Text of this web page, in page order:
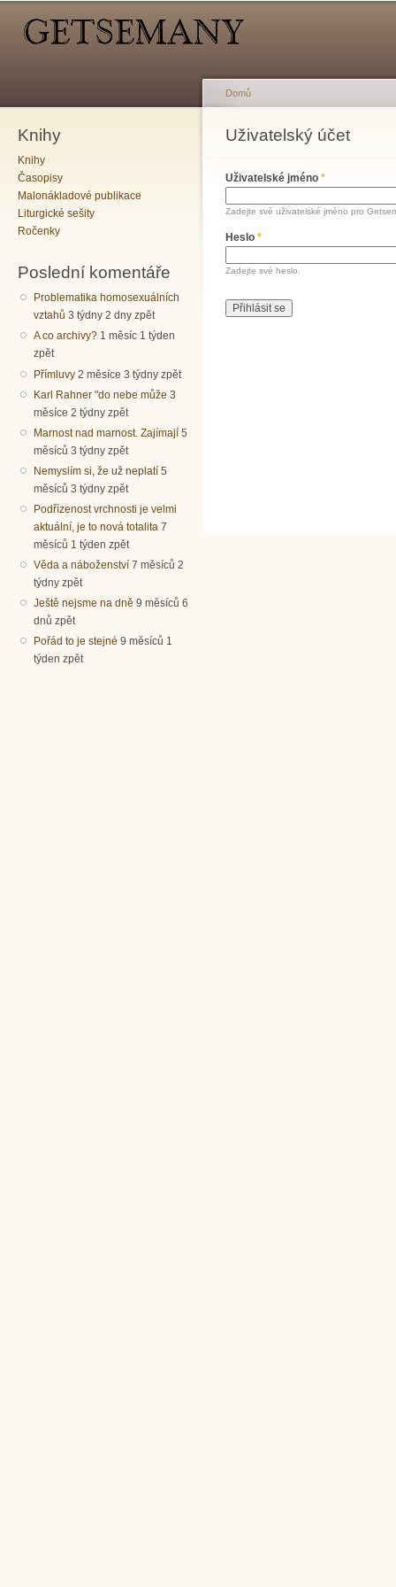
Knihy
Knihy
Časopisy
Malonákladové publikace
Liturgické sešity
Ročenky
Poslední komentáře
Problematika homosexuálních
vztahů 3 týdny 2 dny zpět
A co archivy? 1 měsíc 1 týden
zpět
Přímluvy 2 měsíce 3 týdny zpět
Karl Rahner "do nebe může 3
měsíce 2 týdny zpět
Marnost nad marnost. Zajímají 5
měsíců 3 týdny zpět
Nemyslím si, že už neplatí 5
měsíců 3 týdny zpět
Podřízenost vrchnosti je velmi
aktuální, je to nová totalita 7
měsíců 1 týden zpět
Věda a náboženství 7 měsíců 2
týdny zpět
Ještě nejsme na dně 9 měsíců 6
dnů zpět
Pořád to je stejné 9 měsíců 1
týden zpět
Jste zde
Domů
Uživatelský účet
Hlavní záložky
Uživatelské jméno *
Zadejte své uživatelské jméno pro
Heslo *
Zadejte své heslo.